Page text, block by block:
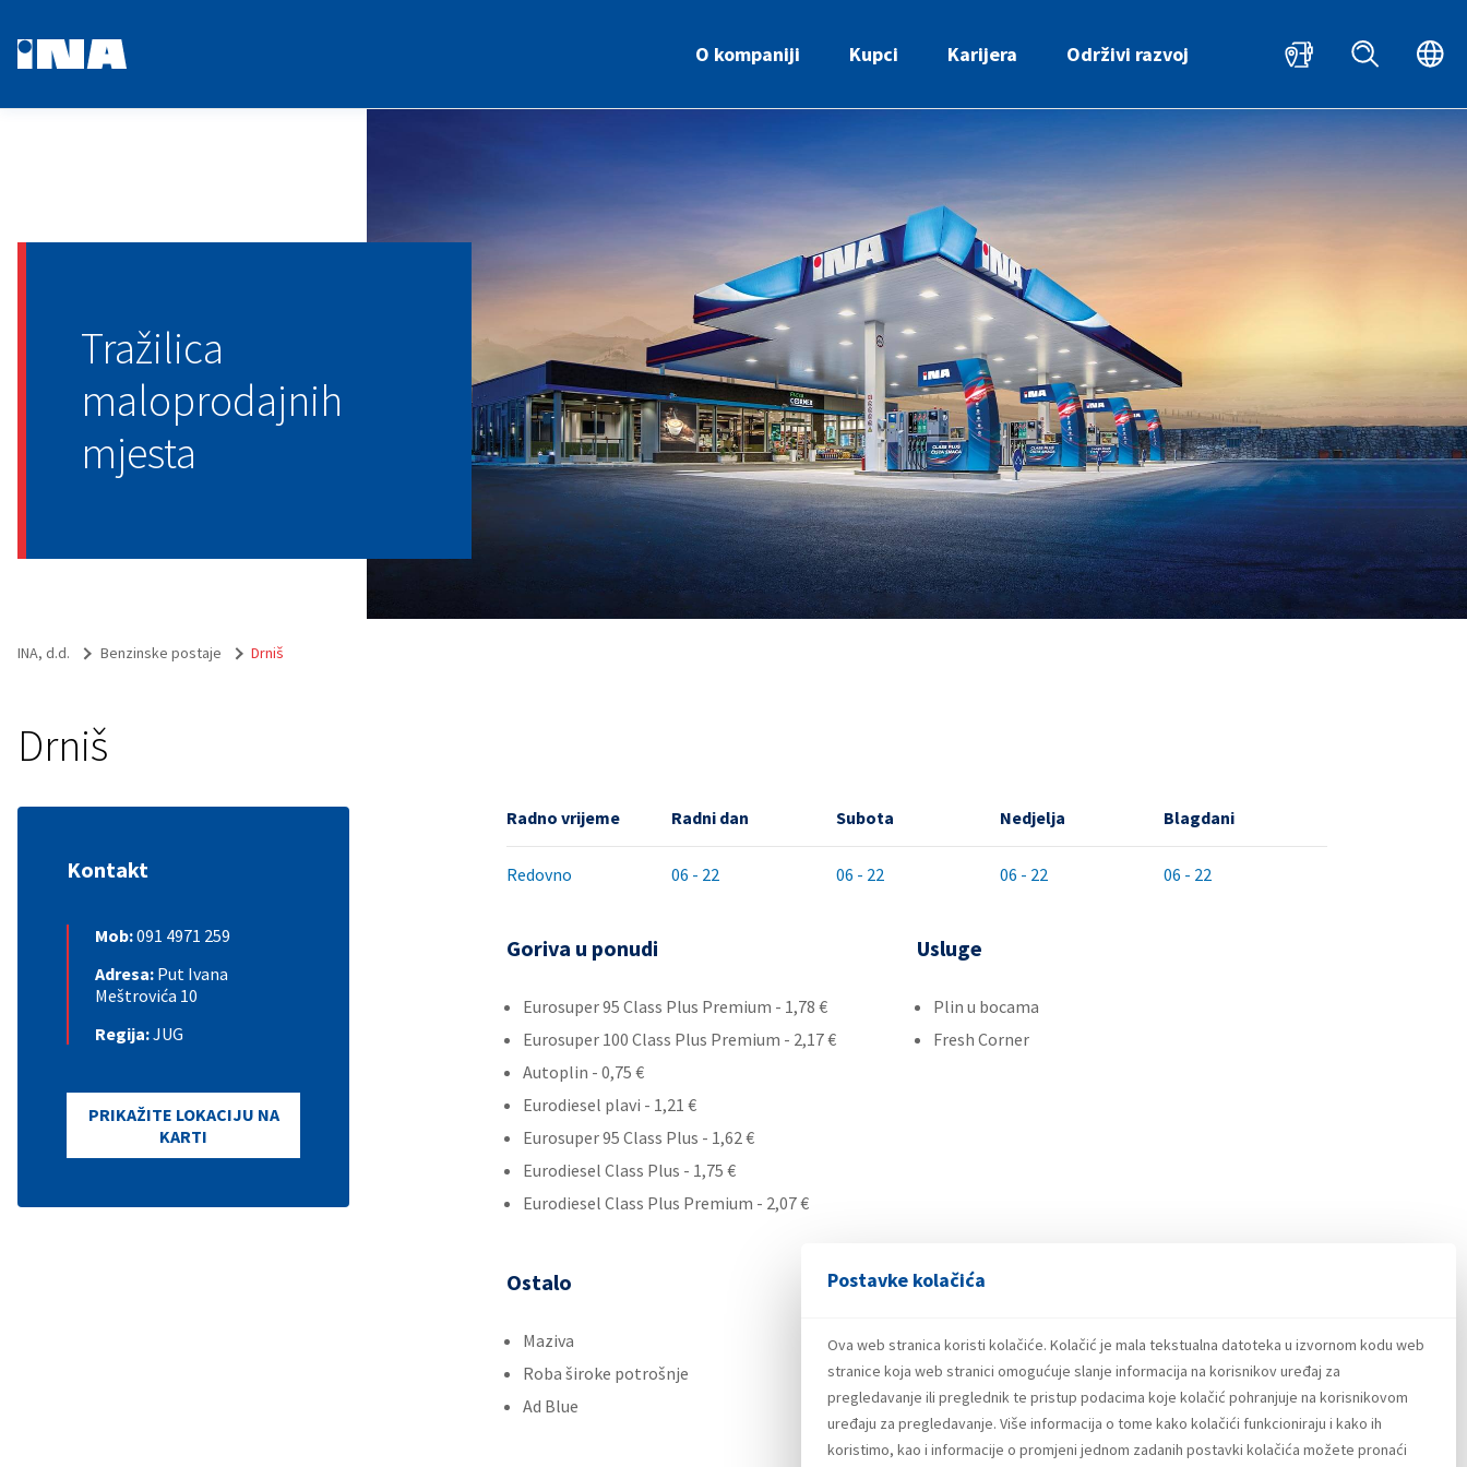
Postavke kolačića
Ova web stranica koristi kolačiće. Kolačić je mala tekstualna datoteka u izvornom kodu web
stranice koja web stranici omogućuje slanje informacija na korisnikov uređaj za
pregledavanje ili preglednik te pristup podacima koje kolačić pohranjuje na korisnikovom
uređaju za pregledavanje. Više informacija o tome kako kolačići funkcioniraju i kako ih
koristimo, kao i informacije o promjeni jednom zadanih postavki kolačića možete pronaći
O kompaniji Kupci Karijera Održivi razvoj HR EN
Tražilica
maloprodajnih
mjesta
INA, d.d. Benzinske postaje Drniš
Drniš
Kontakt
Mob:091 4971 259
Adresa: Put Ivana
Meštrovića 10
Regija:JUG
PRIKAŽITE LOKACIJU NA
KARTI
Radno vrijeme Radni dan Subota Nedjelja Blagdani
Redovno 06 - 22 06 - 22 06 - 22 06 - 22
Goriva u ponudi
Eurosuper 95 Class Plus Premium - 1,78 €
Eurosuper 100 Class Plus Premium - 2,17 €
Autoplin - 0,75 €
Eurodiesel plavi - 1,21 €
Eurosuper 95 Class Plus - 1,62 €
Eurodiesel Class Plus - 1,75 €
Eurodiesel Class Plus Premium - 2,07 €
Ostalo
Maziva
Roba široke potrošnje
Ad Blue
Usluge
Plin u bocama
Fresh Corner